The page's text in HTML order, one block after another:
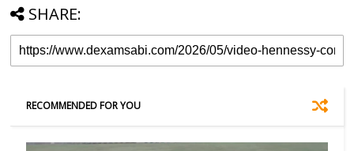
SHARE:
RECOMMENDED FOR YOU